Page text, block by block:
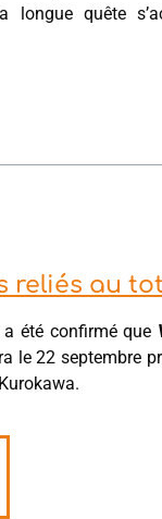
longue quête
reliés au
été confirmé que
le 22 septembre